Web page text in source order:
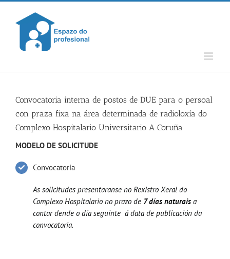
Skip
content
Convocatoria interna de postos de DUE para o persoal
con praza fixa na área determinada de radioloxía do
Complexo Hospitalario Universitario A Coruña
MODELO DE SOLICITUDE
Convocatoria
As solicitudes presentaranse no Rexistro Xeral do
Complexo Hospitalario no prazo de7 días naturaisa
contar dende o día seguinte á data de publicación da
convocatoria.